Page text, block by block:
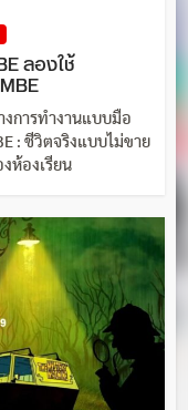
ลองใช้
งการทำงานแบบมือ
: ชีวิตจริงแบบไม่ขาย
ห้องเรียน